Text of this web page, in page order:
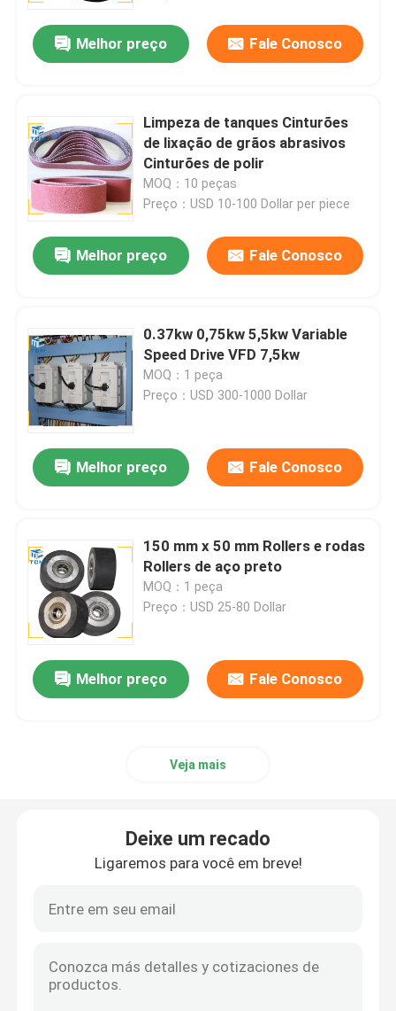
Produtos
Sobre nós
Visita à fábrica
Melhor preço Fale Conosco
Limpeza de tanques Cinturões
de lixação de grãos abrasivos
Cinturões de polir
MOQ：10 peças
Preço：USD 10-100 Dollar per piece
Melhor preço Fale Conosco
0.37kw 0,75kw 5,5kw Variable
Speed Drive VFD 7,5kw
MOQ：1 peça
Preço：USD 300-1000 Dollar
Melhor preço Fale Conosco
150 mm x 50 mm Rollers e rodas
Rollers de aço preto
MOQ：1 peça
Preço：USD 25-80 Dollar
Melhor preço Fale Conosco
Veja mais
Deixe um recado
Ligaremos para você em breve!